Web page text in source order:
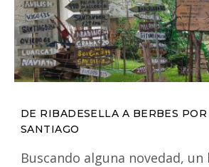
DE RIBADESELLA A BERBES
SANTIAGO
Buscando alguna novedad,